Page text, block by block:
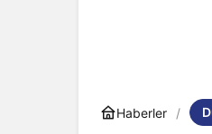
Haberler